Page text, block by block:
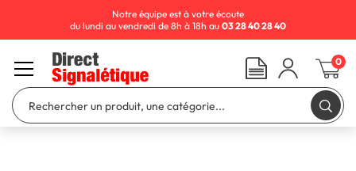
Notre équipe est à votre écoute
du lundi au vendredi de 8h à 18h au 03 28 40 28 40
0